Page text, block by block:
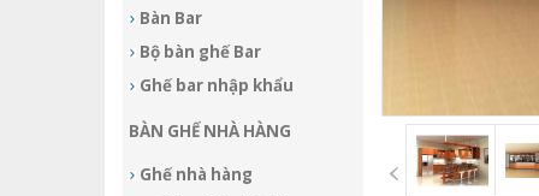
Bàn Bar
Bộ bàn ghế Bar
Ghế bar nhập khẩu
BÀN GHẾ NHÀ HÀNG
Ghế nhà hàng